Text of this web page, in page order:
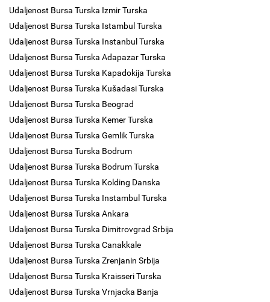
Udaljenost Bursa Turska Izmir Turska
Udaljenost Bursa Turska Istambul Turska
Udaljenost Bursa Turska Instanbul Turska
Udaljenost Bursa Turska Adapazar Turska
Udaljenost Bursa Turska Kapadokija Turska
Udaljenost Bursa Turska Kušadasi Turska
Udaljenost Bursa Turska Beograd
Udaljenost Bursa Turska Kemer Turska
Udaljenost Bursa Turska Gemlik Turska
Udaljenost Bursa Turska Bodrum
Udaljenost Bursa Turska Bodrum Turska
Udaljenost Bursa Turska Kolding Danska
Udaljenost Bursa Turska Instambul Turska
Udaljenost Bursa Turska Ankara
Udaljenost Bursa Turska Dimitrovgrad Srbija
Udaljenost Bursa Turska Canakkale
Udaljenost Bursa Turska Zrenjanin Srbija
Udaljenost Bursa Turska Kraisseri Turska
Udaljenost Bursa Turska Vrnjacka Banja